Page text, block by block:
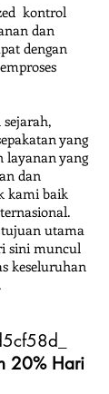
kontrol
dan
dengan
yang
layanan yang
dan
kami baik
utama
sini muncul
keseluruhan
20% Hari